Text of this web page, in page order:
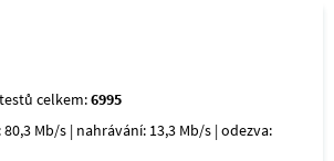
celkem:6995
Mb/s | nahrávání: 13,3 Mb/s | odezva: